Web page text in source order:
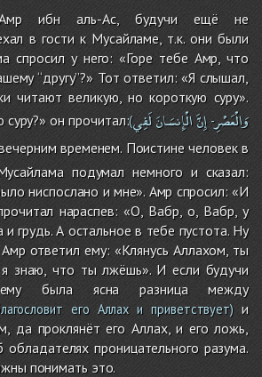
ибн аль-Ас, будучи ещё не
в гости к Мусайламе, т.к. они были
спросил у него: «Горе тебе Амр, что
“другу”?» Тот ответил: «Я слышал,
читают великую, но короткую суру».
суру?» он прочитал:( وَالْعَصْرِ-إِنَّالْإِنسَانَلَفِي
временем. Поистине человек в
подумал немного и сказал:
ниспослано и мне». Амр спросил: «И
нараспев: «О, Вабр, о, Вабр, у
и грудь. А остальное в тебе пустота. Ну
ответил ему: «Клянусь Аллахом, ты
знаю, что ты лжёшь». И если будучи
ему была ясна разница между
его Аллах и приветствует)и
да проклянёт его Аллах, и его ложь,
проницательного разума.
понимать это.